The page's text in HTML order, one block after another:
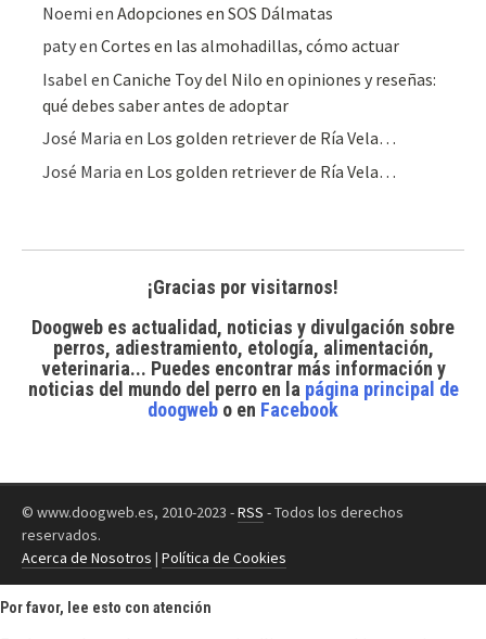
Noemi enAdopciones en SOS Dálmatas
patyenCortes en las almohadillas, cómo actuar
Isabel enCaniche Toy del Nilo en opiniones y reseñas:
qué debes saber antes de adoptar
José Maria en Los golden retriever de Ría Vela…
José Maria en Los golden retriever de Ría Vela…
¡Gracias por visitarnos!
Doogweb es actualidad, noticias y divulgación sobre
perros, adiestramiento, etología, alimentación,
veterinaria... Puedes encontrar más información y
noticias del mundo del perroen la página principal de
doogweb o en Facebook
© www.doogweb.es, 2010-2023 -RSS - Todos los derechos
reservados.
Acerca de Nosotros | Política de Cookies
Por favor, lee esto con atención